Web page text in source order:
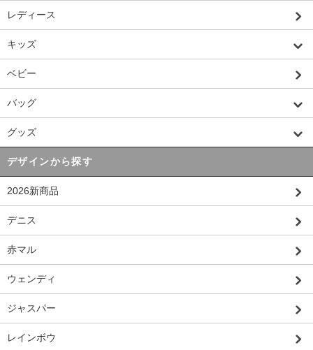
レディース
キッズ
ベビー
バッグ
グッズ
デザインから探す
2026新商品
デニス
赤マル
ウェンディ
ジャスパー
レインボウ